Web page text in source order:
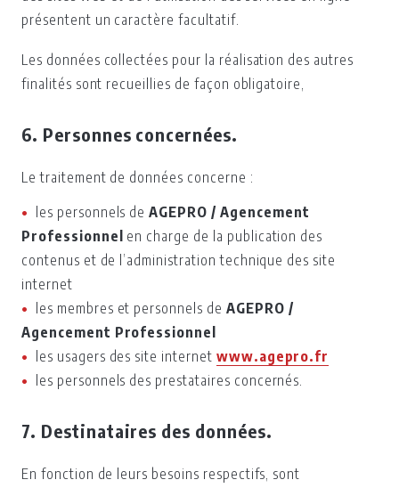
présentent un caractère facultatif.
Les données collectées pour la réalisation des autres
finalités sont recueillies de façon obligatoire,
6. Personnes concernées.
Le traitement de données concerne :
les personnels deAGEPRO / Agencement
Professionnel en charge de la publication des
contenus et de l’administration technique des site
internet
les membres et personnels de AGEPRO /
Agencement Professionnel
les usagers des site internet www.agepro.fr
les personnels des prestataires concernés.
7. Destinataires des données.
En fonction de leurs besoins respectifs, sont